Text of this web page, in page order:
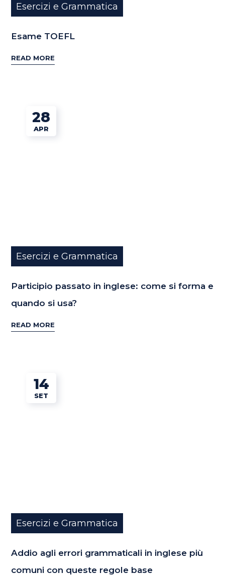
Esercizi e Grammatica
Esame TOEFL
READ MORE
28
APR
Esercizi e Grammatica
Participio passato in inglese: come si forma e
quando si usa?
READ MORE
14
SET
Esercizi e Grammatica
Addio agli errori grammaticali in inglese più
comuni con queste regole base